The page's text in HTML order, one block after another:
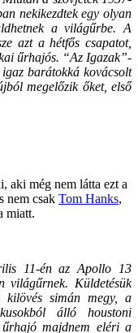
nekikezdtek egy olyan
a világűrbe. A
azt a hétfős csapatot,
űrhajós. “Az Igazak”-
barátokká kovácsolt
megelőzik őket, első
aki még nem látta ezt a
nem csak Tom Hanks,
miatt.
11-én az Apollo 13
világűrnek. Küldetésük
simán megy, a
álló houstoni
majdnem eléri a